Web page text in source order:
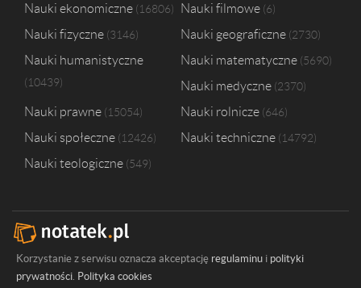
Nauki ekonomiczne 16806 Nauki filmowe 6
Nauki fizyczne 3146 Nauki geograficzne 2730
Nauki humanistyczne
10439
Nauki matematyczne 5690
Nauki medyczne 2370
Nauki prawne 15054 Nauki rolnicze 646
Nauki społeczne 12426 Nauki techniczne 14792
Nauki teologiczne 549
Korzystanie z serwisu oznacza akceptację regulaminu i polityki
prywatności. Polityka cookies